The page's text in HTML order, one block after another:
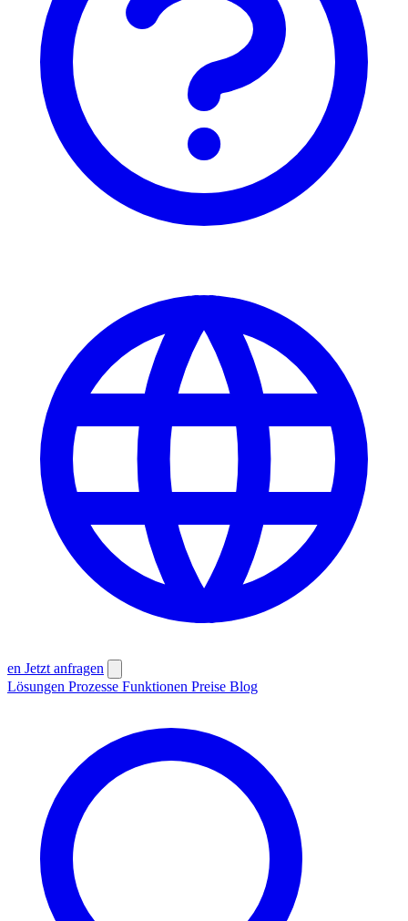
en Jetzt anfragen
Lösungen Prozesse Funktionen Preise Blog